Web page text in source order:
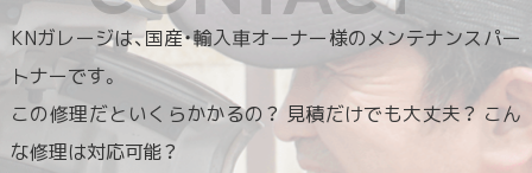
KNガレージは、国産・輸入車オーナー様のメンテナンスパー
トナーです。
この修理だといくらかかるの？ 見積だけでも大丈夫？ こん
な修理は対応可能？